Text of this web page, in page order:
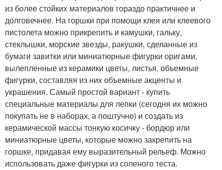
из более стойких материалов гораздо практичнее и
долговечнее. На горшки при помощи клея или клеевого
пистолета можно прикрепить и камушки, гальку,
стеклышки, морские звезды, ракушки, сделанные из
бумаги завитки или миниатюрные фигурки оригами,
вылепленные из керамики цветы, листья, объемные
фигурки, составляя из них объемные акценты и
украшения. Самый простой вариант - купить
специальные материалы для лепки (сегодня их можно
покупать не в наборах, а поштучно) и создать из
керамической массы тонкую косичку - бордюр или
миниатюрные цветы, которые можно закрепить на
горшке, придавая ему выразительный рельеф. Можно
использовать даже фигурки из соленого теста.